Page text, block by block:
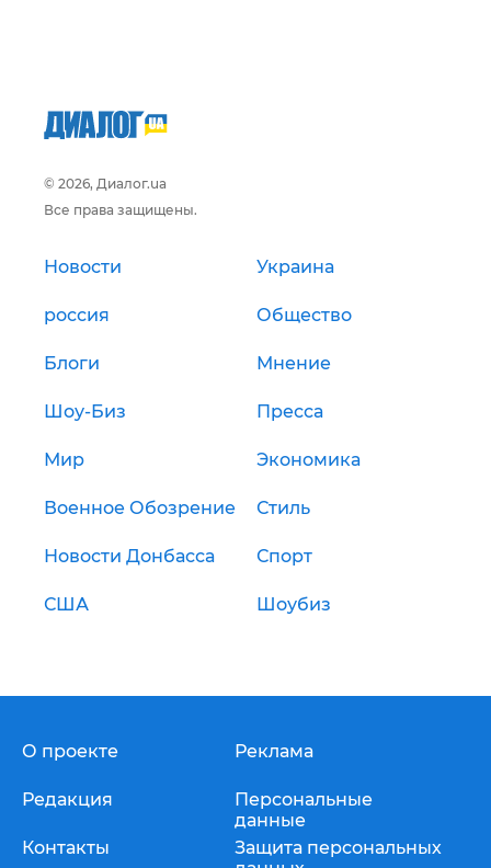
© 2026, Диалог.ua
Все права защищены.
Новости Украина
россия Общество
Блоги Мнение
Шоу-Биз Пресса
Мир Экономика
Военное Обозрение Стиль
Новости Донбасса Спорт
США Шоубиз
О проекте
Редакция
Контакты
Реклама
Персональные
данные
Защита персональных